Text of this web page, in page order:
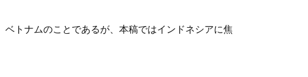
トナムのことであるが、本稿ではインドネシアに焦